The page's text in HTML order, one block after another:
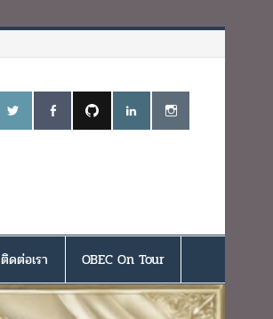
ติดต่อเรา OBEC On Tour